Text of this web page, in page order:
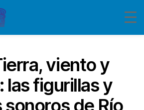
viento y
las figurillas y
de Río